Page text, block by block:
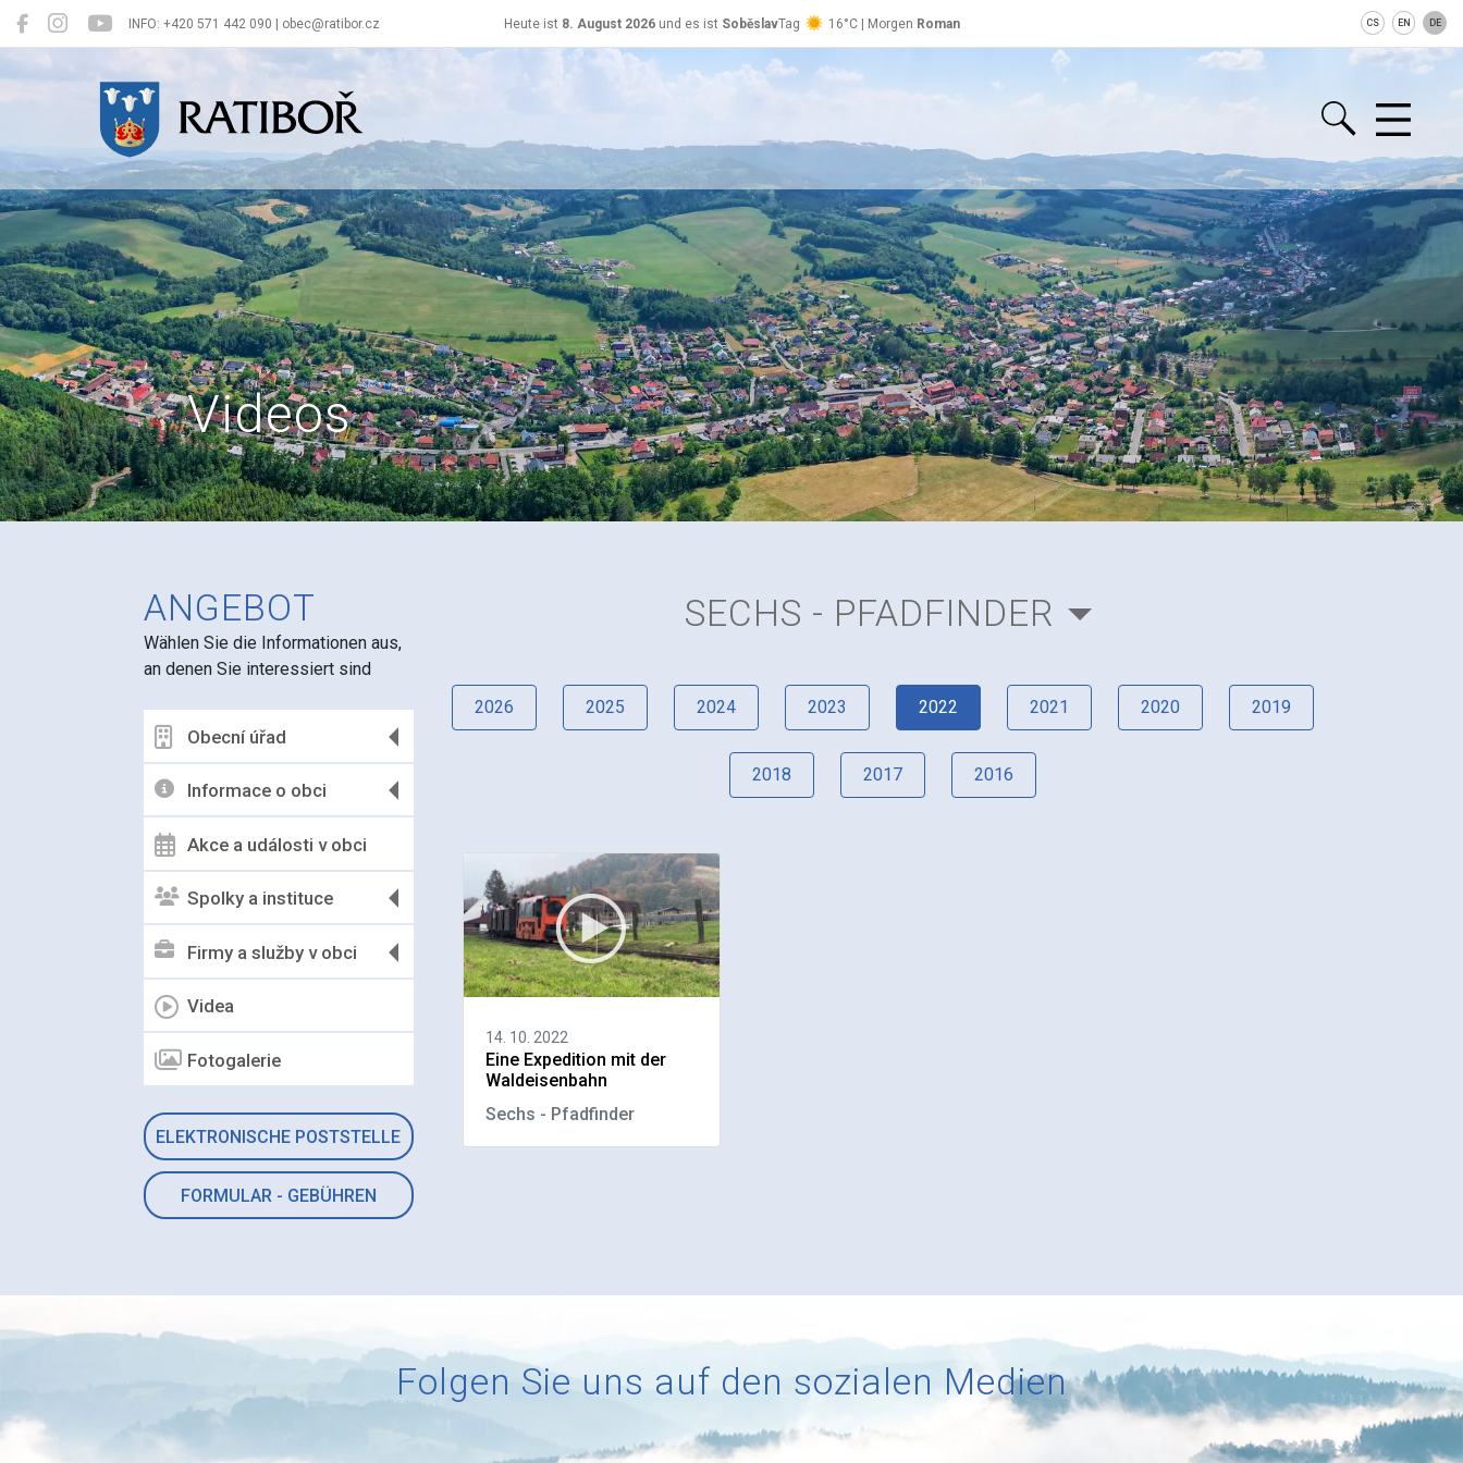
INFO: +420 571 442 090 | obec@ratibor.cz Heute ist 8. August 2026und es ist SoběslavTag 16°C | Morgen Roman
26°C
CS EN DE
Ratiboř
Videos
ANGEBOT
Wählen Sie die Informationen aus,
an denen Sie interessiert sind
Obecní úřad
Informace o obci
Akce a události v obci
Spolky a instituce
Firmy a služby v obci
Videa
Fotogalerie
ELEKTRONISCHE POSTSTELLE
FORMULAR - GEBÜHREN
SECHS - PFADFINDER
2026 2025 2024 2023 2022 2021 2020 2019
2018 2017 2016
14. 10. 2022
Eine Expedition mit der
Waldeisenbahn
Sechs - Pfadfinder
Folgen Sie uns auf den sozialen Medien